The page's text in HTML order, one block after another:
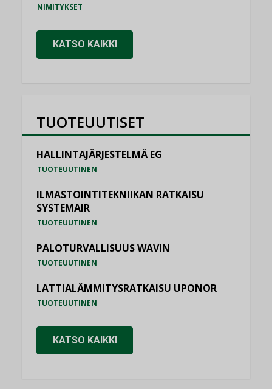
NIMITYKSET
KATSO KAIKKI
TUOTEUUTISET
HALLINTAJÄRJESTELMÄ EG
TUOTEUUTINEN
ILMASTOINTITEKNIIKAN RATKAISU
SYSTEMAIR
TUOTEUUTINEN
PALOTURVALLISUUS WAVIN
TUOTEUUTINEN
LATTIALÄMMITYSRATKAISU UPONOR
TUOTEUUTINEN
KATSO KAIKKI